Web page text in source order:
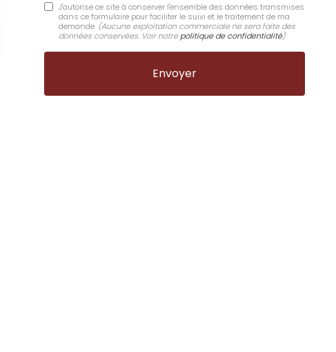
J'autorise ce site à conserver l'ensemble des données transmises
dans ce formulaire pour faciliter le suivi et le traitement de ma
demande. (Aucune exploitation commerciale ne sera faite des
données conservées. Voir notre politique de confidentialité)